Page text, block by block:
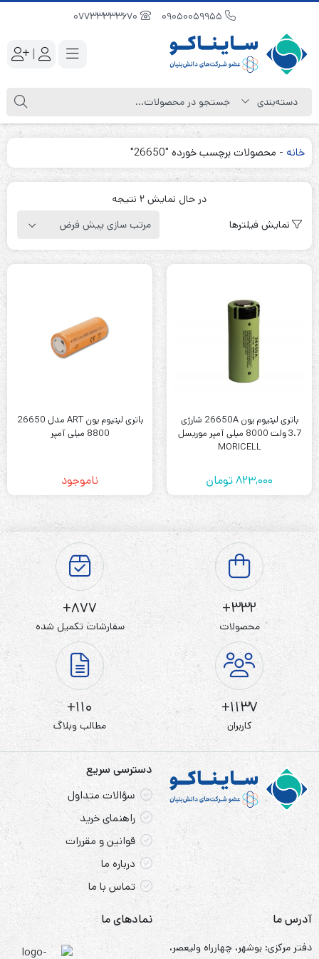
|
خانه - محصولات برچسب خورده "26650"
در حال نمایش 2 نتیجه
نمایش فیلترها
باتری لیتیوم یون 26650A شارژی
3.7 ولت 8000 میلی آمپر موریسل
MORICELL
823,000تومان
باتری لیتیوم یون ART مدل 26650
8800 میلی آمپر
ناموجود
332+
محصولات
877+
سفارشات تکمیل شده
1137+
کاربران
110+
مطالب وبلاگ
دسترسی سریع
سؤالات متداول
راهنمای خرید
قوانین و مقررات
درباره ما
تماس با ما
آدرس ما
دفتر مرکزی: بوشهر، چهارراه ولیعصر،
نمادهای ما